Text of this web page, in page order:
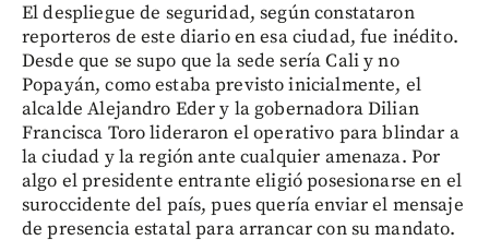
El despliegue de seguridad, según constataron
reporteros de este diario en esa ciudad, fue inédito.
Desde que se supo que la sede sería Cali y no
Popayán, como estaba previsto inicialmente, el
alcalde Alejandro Eder y la gobernadora Dilian
Francisca Toro lideraron el operativo para blindar a
la ciudad y la región ante cualquier amenaza. Por
algo el presidente entrante eligió posesionarse en el
suroccidente del país, pues quería enviar el mensaje
de presencia estatal para arrancar con su mandato.